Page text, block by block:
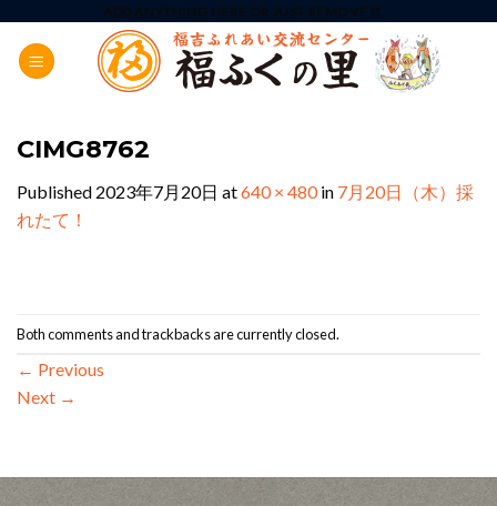
content
ADD ANYTHING HERE OR JUST REMOVE IT...
CIMG8762
Published 2023年7月20日 at640 × 480in 7月20日（木）採
れたて！
Both comments and trackbacks are currently closed.
← Previous
Next →